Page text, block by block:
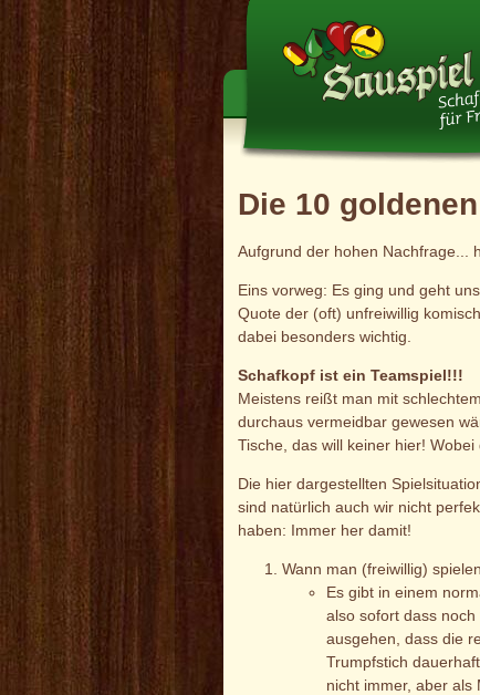
Die 10
Aufgrund der hohen Nachfrage...
Eins vorweg: Es ging und geht
Quote der (oft) unfreiwillig
dabei besonders wichtig.
Schafkopf ist ein Teamspiel!!!
Meistens reißt man mit
durchaus vermeidbar gewesen
Tische, das will keiner hier!
Die hier dargestellten
sind natürlich auch wir nicht
haben: Immer her damit!
Wann man (freiwillig)
Es gibt in einem
also sofort dass
ausgehen, dass die
Trumpfstich
nicht immer, aber als